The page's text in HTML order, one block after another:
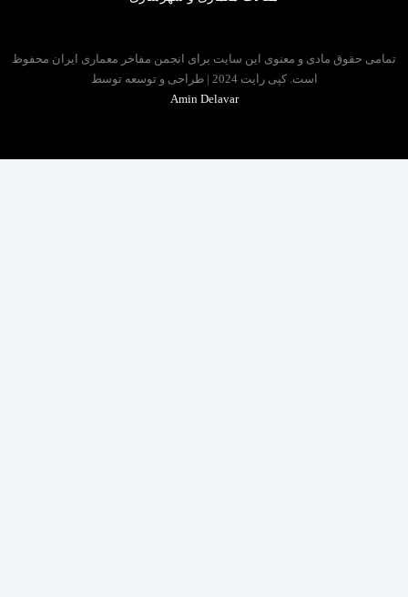
حقوق مادی و معنوی این سایت برای انجمن مفاخر معماری ایران محفوظ
است. کپی رایت 2024 | طراحی و توسعه توسط
Amin Delavar